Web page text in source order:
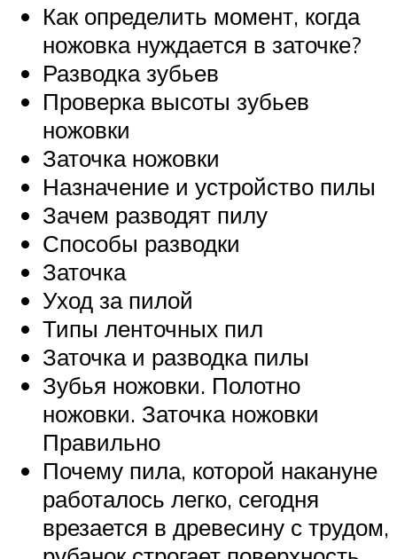
Как определить момент, когда
ножовка нуждается в заточке?
Разводка зубьев
Проверка высоты зубьев
ножовки
Заточка ножовки
Назначение и устройство пилы
Зачем разводят пилу
Способы разводки
Заточка
Уход за пилой
Типы ленточных пил
Заточка и разводка пилы
Зубья ножовки. Полотно
ножовки. Заточка ножовки
Правильно
Почему пила, которой накануне
работалось легко, сегодня
врезается в древесину с трудом,